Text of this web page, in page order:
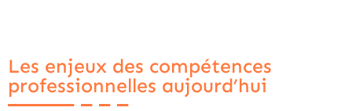
Les enjeux des compétences
professionnelles aujourd’hui